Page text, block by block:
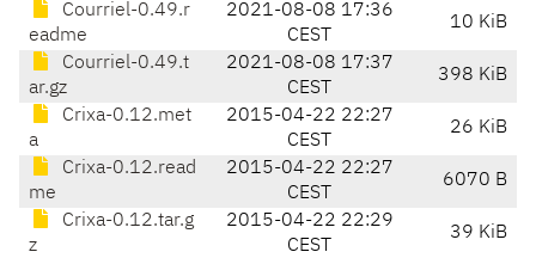
Courriel-0.49.r
eadme
2021-08-08 17:36
CEST
10 KiB
Courriel-0.49.t
ar.gz
2021-08-08 17:37
CEST
398 KiB
Crixa-0.12.met
a
2015-04-22 22:27
CEST
26 KiB
Crixa-0.12.read
me
2015-04-22 22:27
CEST
6070 B
Crixa-0.12.tar.g
z
2015-04-22 22:29
CEST
39 KiB